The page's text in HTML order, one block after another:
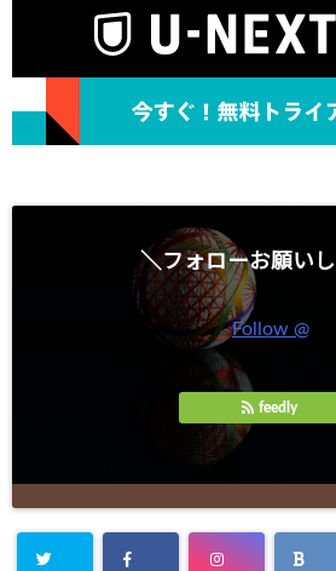
＼フォローお願い
Follow @
feedly